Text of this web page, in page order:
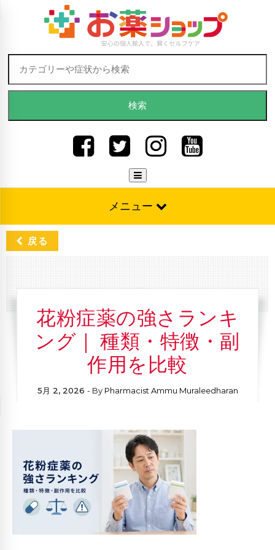
Skip to content
検索:
メニュー
戻る
花粉症薬の強さランキ
ング｜ 種類・特徴・副
作用を比較
5月 2, 2026 - By Pharmacist Ammu Muraleedharan